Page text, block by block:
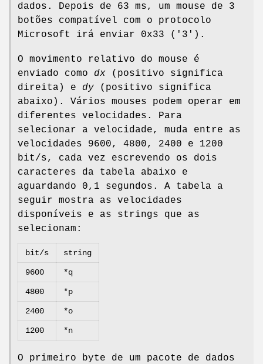
dados. Depois de 63 ms, um mouse de 3
botões compatível com o protocolo
Microsoft irá enviar 0x33 ('3').
O movimento relativo do mouse é
enviado como dx (positivo significa
direita) e dy (positivo significa
abaixo). Vários mouses podem operar em
diferentes velocidades. Para
selecionar a velocidade, muda entre as
velocidades 9600, 4800, 2400 e 1200
bit/s, cada vez escrevendo os dois
caracteres da tabela abaixo e
aguardando 0,1 segundos. A tabela a
seguir mostra as velocidades
disponíveis e as strings que as
selecionam:
bit/s string
9600 *q
4800 *p
2400 *o
1200 *n
O primeiro byte de um pacote de dados